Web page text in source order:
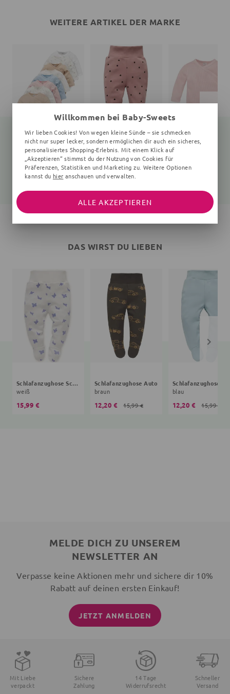
WEITERE ARTIKEL DER MARKE
Wickelbody
0-6 Monate
15,05 € 19,99 €
Schlafanzughose
Punkte, rosa
12,35 € 15,99 €
Wickelbody
DAS WIRST DU LIEBEN
Schlafanzughose Schmetterling
weiß
15,99 €
Schlafanzughose Auto
braun
12,20 € 15,99 €
Schlafanzughose
blau
12,20 € 15,99 €
MELDE DICH ZU UNSEREM
NEWSLETTER AN
Verpasse keine Aktionen mehr und sichere dir 10%
Rabatt auf deinen ersten Einkauf!
JETZT ANMELDEN
Mit Liebe
verpackt
Sichere
Zahlung
14 Tage
Widerrufsrecht
Schneller
Versand
Willkommen bei Baby-Sweets
Wir lieben Cookies! Von wegen kleine Sünde – sie schmecken
nicht nur super lecker, sondern ermöglichen dir auch ein sicheres,
personalisiertes Shopping-Erlebnis. Mit einem Klick auf
„Akzeptieren“ stimmst du der Nutzung von Cookies für
Präferenzen, Statistiken und Marketing zu. Weitere Optionen
kannst du hier anschauen und verwalten.
ALLE AKZEPTIEREN